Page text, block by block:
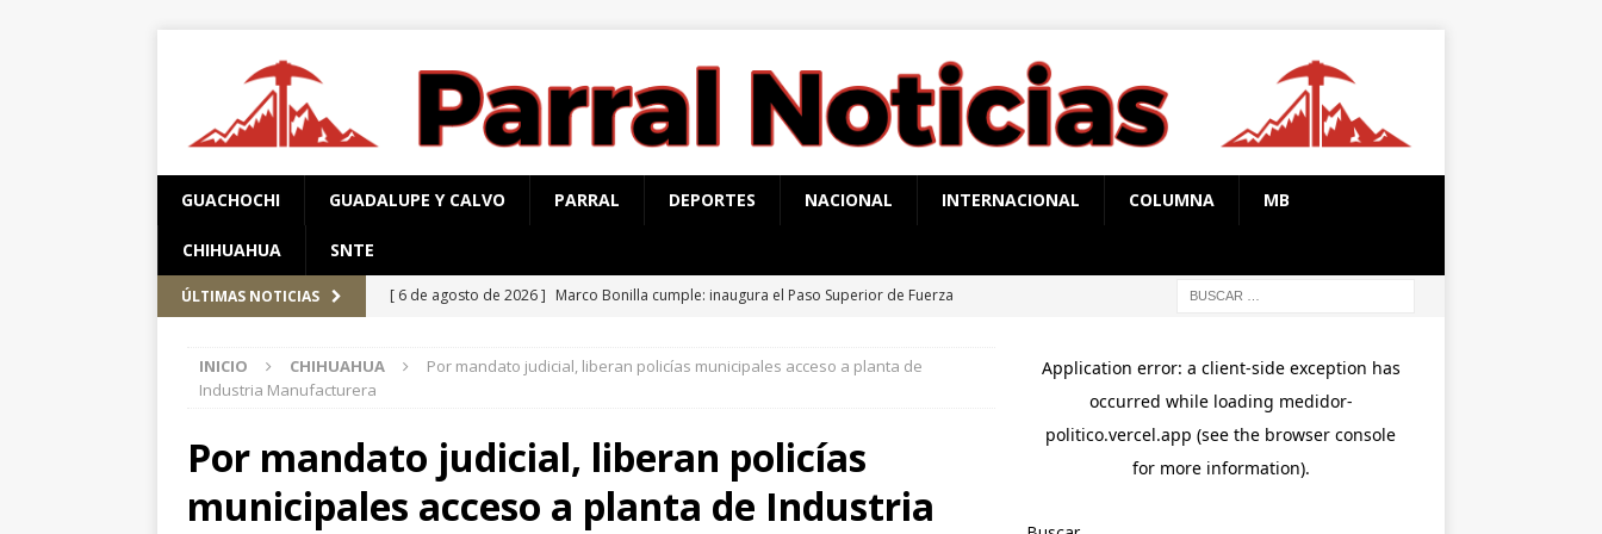
GUACHOCHI GUADALUPE Y CALVO PARRAL DEPORTES NACIONAL INTERNACIONAL COLUMNA MB
CHIHUAHUA SNTE
ÚLTIMAS NOTICIAS [ 6 de agosto de 2026 ] Marco Bonilla cumple: inaugura el Paso Superior de Fuerza
[ 5 de agosto de 2026 ] Todo listo: hoy inaugura Marco Bonilla el paso superior de
[ 5 de agosto de 2026 ] Presentan la Ruta Mágica de las Barrancas del Cobre
PARRAL
INICIO CHIHUAHUA
Por mandato judicial, liberan policías municipales acceso a planta de
Industria Manufacturera
Por mandato judicial, liberan policías
municipales acceso a planta de Industria